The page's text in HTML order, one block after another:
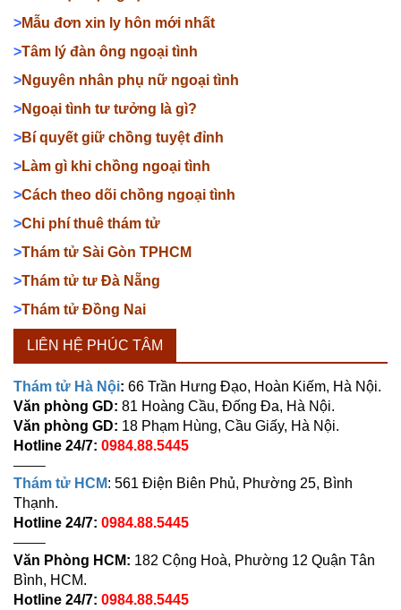
>Mẫu đơn xin ly hôn mới nhất
>Tâm lý đàn ông ngoại tình
>Nguyên nhân phụ nữ ngoại tình
>Ngoại tình tư tưởng là gì?
>Bí quyết giữ chồng tuyệt đỉnh
>Làm gì khi chồng ngoại tình
>Cách theo dõi chồng ngoại tình
>Chi phí thuê thám tử
>Thám tử Sài Gòn TPHCM
>Thám tử tư Đà Nẵng
>Thám tử Đồng Nai
LIÊN HỆ PHÚC TÂM
Thám tử Hà Nội: 66 Trần Hưng Đạo, Hoàn Kiếm, Hà Nội.
Văn phòng GD: 81 Hoàng Cầu, Đống Đa, Hà Nội.
Văn phòng GD: 18 Phạm Hùng, Cầu Giấy, Hà Nội.
Hotline 24/7: 0984.88.5445
——–
Thám tử HCM: 561 Điện Biên Phủ, Phường 25, Bình
Thạnh.
Hotline 24/7: 0984.88.5445
——–
Văn Phòng HCM: 182 Cộng Hoà, Phường 12 Quận Tân
Bình, HCM.
Hotline 24/7: 0984.88.5445